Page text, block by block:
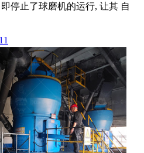
停止了球磨机的运行, 让其 自